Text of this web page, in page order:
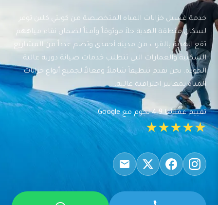
خدمة غسيل خزانات المياه المتخصصة من كويتي كلين توفر
لسكان منطقة الهدية حلاً موثوقاً وآمناً لضمان نقاء مياههم.
تقع الهدية بالقرب من مدينة أحمدي وتضم عدداً من المشاريع
السكنية والعمارات التي تتطلب خدمات صيانة دورية عالية
الجودة. نحن نقدم تنظيفاً شاملاً وفعالاً لجميع أنواع خزانات
المياه بمعايير احترافية عالية.
تقييم عملائنا 4.9 نجوم مع Google
★★★★★